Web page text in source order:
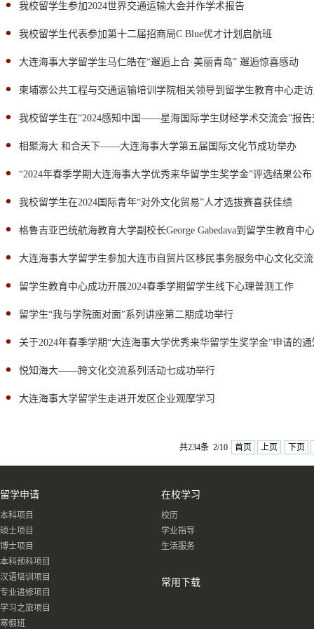
我校留学生参加2024世界交通运输大会并作学术报告
我校留学生代表参加第十二届招商局C Blue优才计划启航班
大连海事大学留学生马仁皓在“邂逅上合·美丽青岛” 邂逅惊喜感动
柬埔寨公共工程与交通运输培训学院相关领导到留学生教育中心走
我校留学生在“2024感知中国——星海国际学生财经学术交流会”报告
相聚海大 和合天下——大连海事大学第五届国际文化节成功举办
“2024年春季学期大连海事大学优秀来华留学生奖学金”评选结果公布
我校留学生在2024国际青年“对外文化贸易”人才选拔赛喜获佳绩
格鲁吉亚巴统航海教育大学副校长George Gabedava到留学生教育中
大连海事大学留学生参加大连市自贸片区移民事务服务中心文化交
留学生教育中心成功开展2024春季学期留学生线下心理普测工作
留学生“我与学院面对面”系列讲座第二期成功举行
关于2024年春季学期“大连海事大学优秀来华留学生奖学金”申请的通
悦知海大——跨文化交流系列活动七成功举行
大连海事大学留学生走进开发区企业观摩学习
共234条 2/10 首页 上页 下页
留学申请
本科项目
硕士项目
博士项目
本科预科项目
汉语培训项目
专业进修项目
学习之旅项目
寒假班
在校学习
校历
学业指导
生活服务
常用下载